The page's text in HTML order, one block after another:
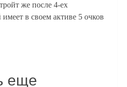
же после 4-ех
в своем активе 5 очков
еще